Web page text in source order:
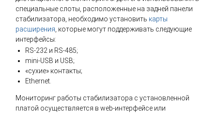
специальные слоты, расположенные на задней панели
стабилизатора, необходимо установить карты
расширения , которые могут поддерживать следующие
интерфейсы:
RS-232 и RS-485;
mini-USB и USB;
«сухие» контакты;
Ethernet.
Мониторинг работы стабилизатора с установленной
платой осуществляется в web-интерфейсе или